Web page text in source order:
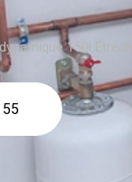
150l Étréchy